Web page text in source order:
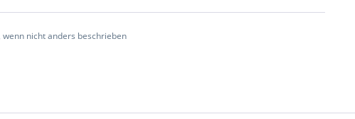
nicht anders beschrieben